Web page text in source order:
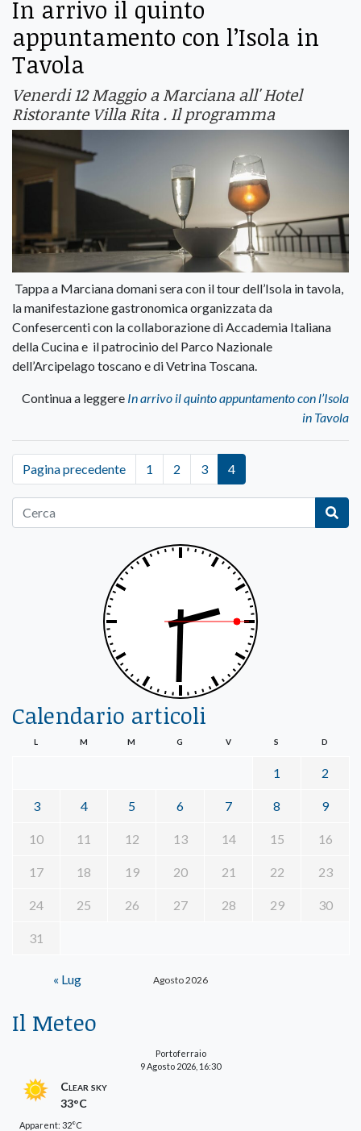
In arrivo il quinto
appuntamento con l’Isola in
Tavola
Venerdi 12 Maggio a Marciana all' Hotel
Ristorante Villa Rita . Il programma
Tappa a Marciana domani sera con il tour dell’Isola in tavola,
la manifestazione gastronomica organizzata da
Confesercenti con la collaborazione di Accademia Italiana
della Cucina e il patrocinio del Parco Nazionale
dell’Arcipelago toscano e di Vetrina Toscana.
Continua a leggere In arrivo il quinto appuntamento con l’Isola
in Tavola
Pagina precedente 1 2 3 4
Calendario articoli
Agosto 2026
L M M G V S D
1 2
3 4 5 6 7 8 9
10 11 12 13 14 15 16
17 18 19 20 21 22 23
24 25 26 27 28 29 30
31
« Lug
Il Meteo
Portoferraio
9 Agosto 2026, 16:30
Clear sky
33°C
Apparent: 32°C